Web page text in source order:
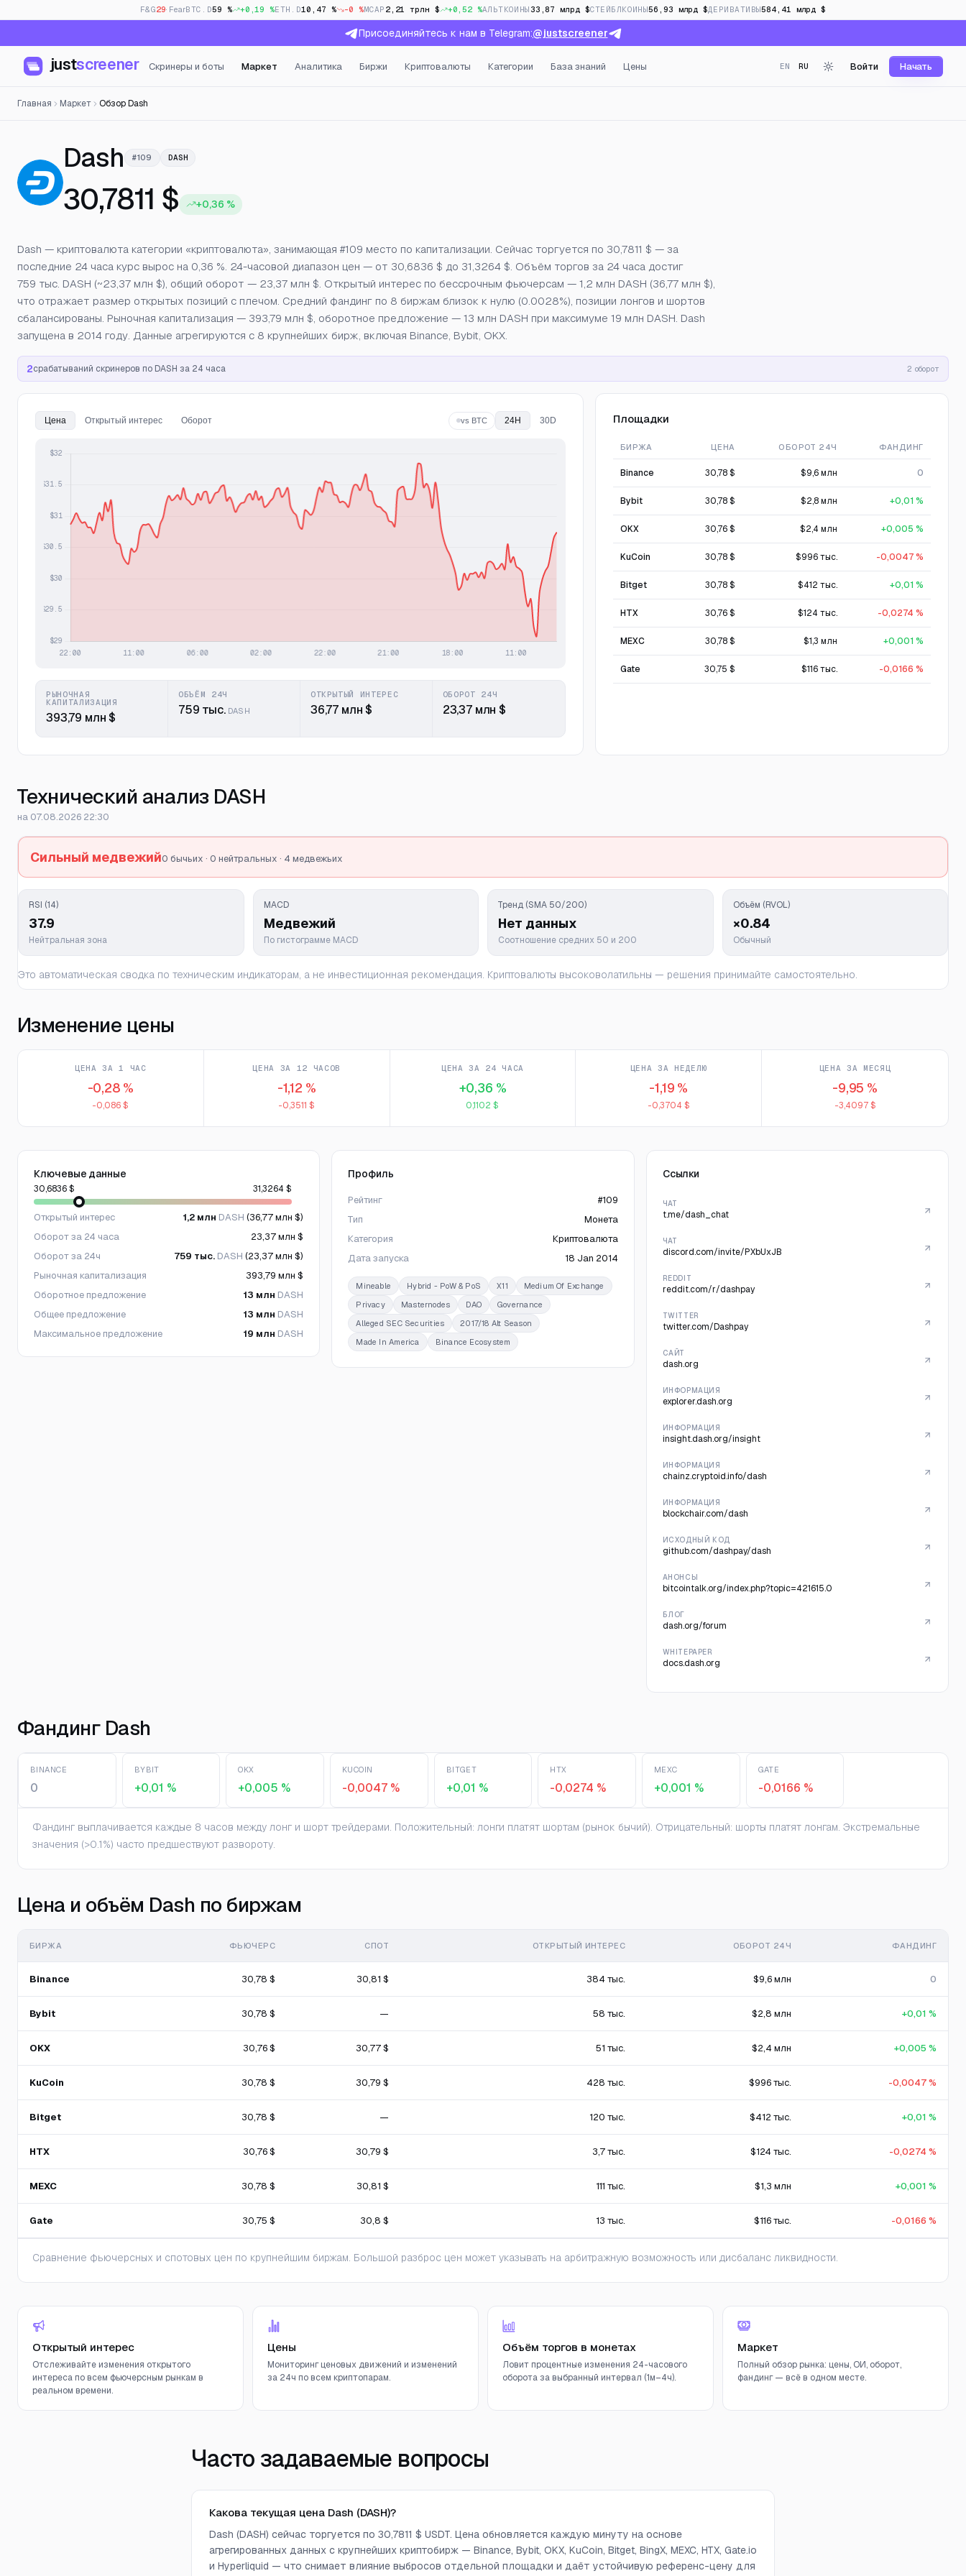
F&G29· FearBTC.D59 % +0,19 %ETH.D10,47 % -0 %MCAP 2,21 трлн $ +0,52 %АЛЬТКОИНЫ 33,87 млрд $СТЕЙБЛКОИНЫ56,93 млрд $ДЕРИВАТИВЫ584,41 млрд $
Присоединяйтесь к нам в Telegram:@justscreener
justscreener Скринеры и боты Маркет Аналитика Биржи Криптовалюты Категории База знаний Цены EN RU Войти Начать
Главная Маркет Обзор Dash
Dash — Цена, открытый интерес и фандинг в реальном времени
#109 DASH
30,7811 $ +0,36 %
Dash — криптовалюта категории «криптовалюта», занимающая #109 место по капитализации. Сейчас торгуется по 30,7811 $ — за
последние 24 часа курс вырос на 0,36 %. 24-часовой диапазон цен — от 30,6836 $ до 31,3264 $. Объём торгов за 24 часа достиг
759 тыс. DASH (~23,37 млн $), общий оборот — 23,37 млн $. Открытый интерес по бессрочным фьючерсам — 1,2 млн DASH (36,77 млн $),
что отражает размер открытых позиций с плечом. Средний фандинг по 8 биржам близок к нулю (0.0028%), позиции лонгов и шортов
сбалансированы. Рыночная капитализация — 393,79 млн $, оборотное предложение — 13 млн DASH при максимуме 19 млн DASH. Dash
запущена в 2014 году. Данные агрегируются с 8 крупнейших бирж, включая Binance, Bybit, OKX.
2срабатываний скринеров по DASH за 24 часа 2 оборот
Цена Открытый интерес Оборот vs BTC 24H 30D
РЫНОЧНАЯ
КАПИТАЛИЗАЦИЯ
393,79 млн $
ОБЪЁМ 24Ч
759 тыс.DASH
ОТКРЫТЫЙ ИНТЕРЕС
36,77 млн $
ОБОРОТ 24Ч
23,37 млн $
Площадки
БИРЖА ЦЕНА ОБОРОТ 24Ч ФАНДИНГ
Binance 30,78 $ $9,6 млн 0
Bybit 30,78 $ $2,8 млн +0,01 %
OKX 30,76 $ $2,4 млн +0,005 %
KuCoin 30,78 $ $996 тыс. -0,0047 %
Bitget 30,78 $ $412 тыс. +0,01 %
HTX 30,76 $ $124 тыс. -0,0274 %
MEXC 30,78 $ $1,3 млн +0,001 %
Gate 30,75 $ $116 тыс. -0,0166 %
Технический анализ DASH
на 07.08.2026 22:30
Сильный медвежий0 бычьих · 0 нейтральных · 4 медвежьих
RSI (14)
37.9
Нейтральная зона
MACD
Медвежий
По гистограмме MACD
Тренд (SMA 50/200)
Нет данных
Соотношение средних 50 и 200
Объём (RVOL)
×0.84
Обычный
Это автоматическая сводка по техническим индикаторам, а не инвестиционная рекомендация. Криптовалюты высоковолатильны — решения принимайте самостоятельно.
Изменение цены
ЦЕНА ЗА 1 ЧАС
-0,28 %
-0,086 $
ЦЕНА ЗА 12 ЧАСОВ
-1,12 %
-0,3511 $
ЦЕНА ЗА 24 ЧАСА
+0,36 %
0,1102 $
ЦЕНА ЗА НЕДЕЛЮ
-1,19 %
-0,3704 $
ЦЕНА ЗА МЕСЯЦ
-9,95 %
-3,4097 $
Ключевые данные
30,6836 $ 31,3264 $
Открытый интерес 1,2 млн DASH (36,77 млн $)
Оборот за 24 часа
23,37 млн $
Оборот за 24ч
759 тыс. DASH (23,37 млн $)
Рыночная капитализация
393,79 млн $
Оборотное предложение
13 млн DASH
Общее предложение
13 млн DASH
Максимальное предложение
19 млн DASH
Профиль
Рейтинг
#109
Тип
Монета
Категория
Криптовалюта
Дата запуска
18 Jan 2014
Mineable Hybrid - PoW & PoS X11
Medium Of Exchange
Privacy
Masternodes DAO
Governance
Alleged SEC Securities
2017/18 Alt Season
Made In America
Binance Ecosystem
Ссылки
ЧАТ
t.me/dash_chat
ЧАТ
discord.com/invite/PXbUxJB
REDDIT
reddit.com/r/dashpay
TWITTER
twitter.com/Dashpay
САЙТ
dash.org
ИНФОРМАЦИЯ
explorer.dash.org
ИНФОРМАЦИЯ
insight.dash.org/insight
ИНФОРМАЦИЯ
chainz.cryptoid.info/dash
ИНФОРМАЦИЯ
blockchair.com/dash
ИСХОДНЫЙ КОД
github.com/dashpay/dash
АНОНСЫ
bitcointalk.org/index.php?topic=421615.0
БЛОГ
dash.org/forum
WHITEPAPER
docs.dash.org
Фандинг Dash
BINANCE
0
BYBIT
+0,01 %
OKX
+0,005 %
KUCOIN
-0,0047 %
BITGET
+0,01 %
HTX
-0,0274 %
MEXC
+0,001 %
GATE
-0,0166 %
Фандинг выплачивается каждые 8 часов между лонг и шорт трейдерами. Положительный: лонги платят шортам (рынок бычий). Отрицательный: шорты платят лонгам. Экстремальные
значения (>0.1%) часто предшествуют развороту.
Цена и объём Dash по биржам
БИРЖА ФЬЮЧЕРС СПОТ ОТКРЫТЫЙ ИНТЕРЕС ОБОРОТ 24Ч ФАНДИНГ
Binance 30,78 $ 30,81 $ 384 тыс. $9,6 млн 0
Bybit 30,78 $ — 58 тыс. $2,8 млн +0,01 %
OKX 30,76 $ 30,77 $ 51 тыс. $2,4 млн +0,005 %
KuCoin 30,78 $ 30,79 $ 428 тыс. $996 тыс. -0,0047 %
Bitget 30,78 $ — 120 тыс. $412 тыс. +0,01 %
HTX 30,76 $ 30,79 $ 3,7 тыс. $124 тыс. -0,0274 %
MEXC 30,78 $ 30,81 $ 111 тыс. $1,3 млн +0,001 %
Gate 30,75 $ 30,8 $ 13 тыс. $116 тыс. -0,0166 %
Сравнение фьючерсных и спотовых цен по крупнейшим биржам. Большой разброс цен может указывать на арбитражную возможность или дисбаланс ликвидности.
Открытый интерес
Отслеживайте изменения открытого
интереса по всем фьючерсным рынкам в
реальном времени.
Цены
Мониторинг ценовых движений и изменений
за 24ч по всем криптопарам.
Объём торгов в монетах
Ловит процентные изменения 24-часового
оборота за выбранный интервал (1м–4ч).
Маркет
Полный обзор рынка: цены, ОИ, оборот,
фандинг — всё в одном месте.
Часто задаваемые вопросы
Какова текущая цена Dash (DASH)?
Dash (DASH) сейчас торгуется по 30,7811 $ USDT. Цена обновляется каждую минуту на основе
агрегированных данных с крупнейших криптобирж — Binance, Bybit, OKX, KuCoin, Bitget, BingX, MEXC, HTX, Gate.io
и Hyperliquid — что снимает влияние выбросов отдельной площадки и даёт устойчивую референс-цену для